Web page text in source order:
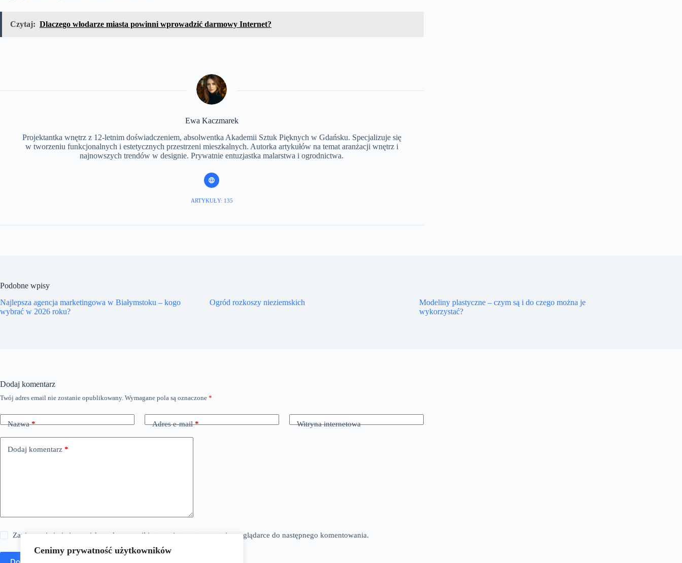
Cenimy prywatność użytkowników
Czytaj: Dlaczego włodarze miasta powinni wprowadzić darmowy Internet?
​Ewa Kaczmarek
Projektantka wnętrz z 12-letnim doświadczeniem, absolwentka Akademii Sztuk Pięknych w Gdańsku. Specjalizuje się
w tworzeniu funkcjonalnych i estetycznych przestrzeni mieszkalnych. Autorka artykułów na temat aranżacji wnętrz i
najnowszych trendów w designie. Prywatnie entuzjastka malarstwa i ogrodnictwa.​
ARTYKUŁY: 135
Podobne wpisy
Najlepsza agencja marketingowa w Białymstoku – kogo
wybrać w 2026 roku?
Ogród rozkoszy nieziemskich
Modeliny plastyczne – czym są i do czego można je
wykorzystać?
Dodaj komentarz
Twój adres email nie zostanie opublikowany. Wymagane pola są oznaczone *
Nazwa* Adres e-mail* Witryna internetowa
Dodaj komentarz *
Zapisz moje imię i nazwisko, adres e-mail i stronę internetową w tej przeglądarce do następnego komentowania.